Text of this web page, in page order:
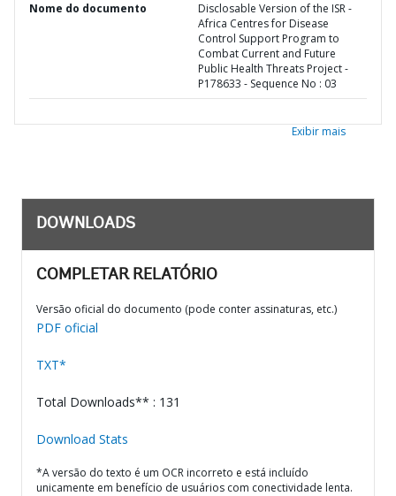
Nome do documento
Disclosable Version of the ISR -
Africa Centres for Disease
Control Support Program to
Combat Current and Future
Public Health Threats Project -
P178633 - Sequence No : 03
Exibir mais
DOWNLOADS
COMPLETAR RELATÓRIO
Versão oficial do documento (pode conter assinaturas, etc.)
PDF oficial
TXT*
Total Downloads** : 131
Download Stats
*A versão do texto é um OCR incorreto e está incluído
unicamente em benefício de usuários com conectividade lenta.